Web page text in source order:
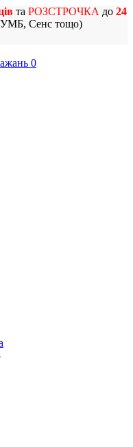
та РОЗСТРОЧКА до 24
Сенс тощо)
0